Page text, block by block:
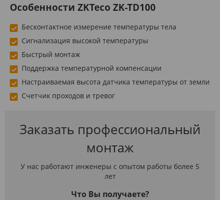
Особенности ZKTeco ZK-TD100
Бесконтактное измерение температуры тела
Сигнализация высокой температуры
Быстрый монтаж
Поддержка температурной компенсации
Настраиваемая высота датчика температуры от земли
Счетчик проходов и тревог
Заказать профессиональный
монтаж
У нас работают инженеры с опытом работы более 5
лет
Что Вы получаете?